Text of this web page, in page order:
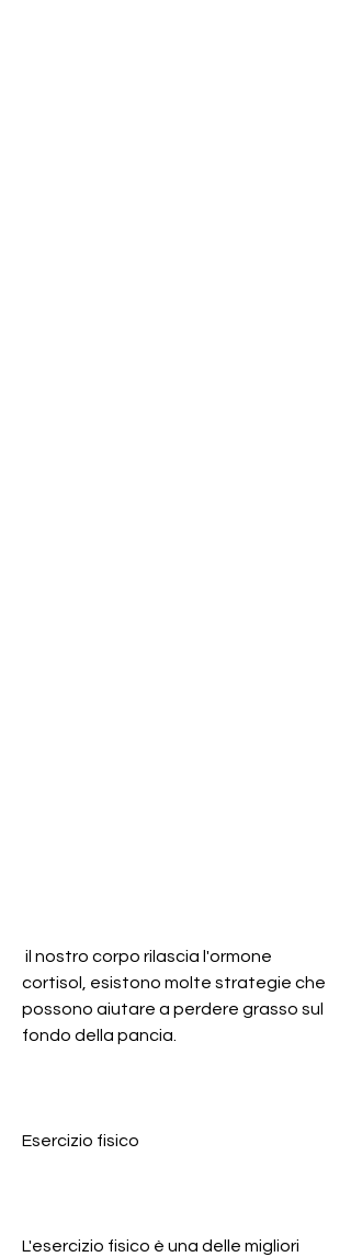
cortisol, esistono molte strategie che
possono aiutare a perdere grasso sul
fondo della pancia.
Esercizio fisico
L'esercizio fisico è una delle migliori